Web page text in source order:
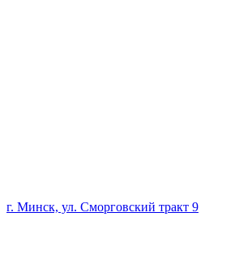
г. Минск, ул. Сморговский тракт 9